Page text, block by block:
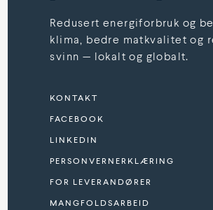
Redusert energiforbruk og
klima, bedre matkvalitet og
svinn — lokalt og globalt.
KONTAKT
FACEBOOK
LINKEDIN
PERSONVERNERKLÆRING
FOR LEVERANDØRER
MANGFOLDSARBEID